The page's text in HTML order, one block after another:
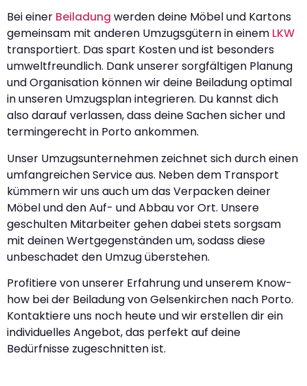
Bei einer Beiladung werden deine Möbel und Kartons
gemeinsam mit anderen Umzugsgütern in einem LKW
transportiert. Das spart Kosten und ist besonders
umweltfreundlich. Dank unserer sorgfältigen Planung
und Organisation können wir deine Beiladung optimal
in unseren Umzugsplan integrieren. Du kannst dich
also darauf verlassen, dass deine Sachen sicher und
termingerecht in Porto ankommen.
Unser Umzugsunternehmen zeichnet sich durch einen
umfangreichen Service aus. Neben dem Transport
kümmern wir uns auch um das Verpacken deiner
Möbel und den Auf- und Abbau vor Ort. Unsere
geschulten Mitarbeiter gehen dabei stets sorgsam
mit deinen Wertgegenständen um, sodass diese
unbeschadet den Umzug überstehen.
Profitiere von unserer Erfahrung und unserem Know-
how bei der Beiladung von Gelsenkirchen nach Porto.
Kontaktiere uns noch heute und wir erstellen dir ein
individuelles Angebot, das perfekt auf deine
Bedürfnisse zugeschnitten ist.